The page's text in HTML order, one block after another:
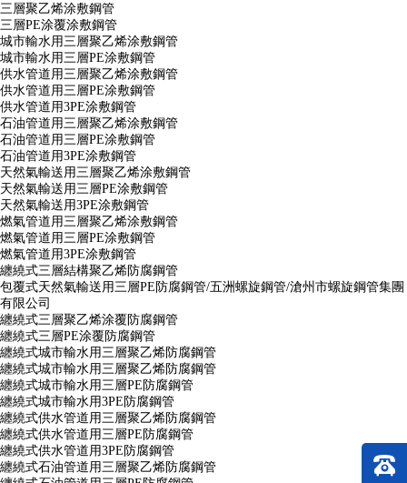
三層聚乙烯涂敷鋼管
三層PE涂覆涂敷鋼管
城市輸水用三層聚乙烯涂敷鋼管
城市輸水用三層PE涂敷鋼管
供水管道用三層聚乙烯涂敷鋼管
供水管道用三層PE涂敷鋼管
供水管道用3PE涂敷鋼管
石油管道用三層聚乙烯涂敷鋼管
石油管道用三層PE涂敷鋼管
石油管道用3PE涂敷鋼管
天然氣輸送用三層聚乙烯涂敷鋼管
天然氣輸送用三層PE涂敷鋼管
天然氣輸送用3PE涂敷鋼管
燃氣管道用三層聚乙烯涂敷鋼管
燃氣管道用三層PE涂敷鋼管
燃氣管道用3PE涂敷鋼管
纏繞式三層結構聚乙烯防腐鋼管
包覆式天然氣輸送用三層PE防腐鋼管/五洲螺旋鋼管/滄州市螺旋鋼管集團
有限公司
纏繞式三層聚乙烯涂覆防腐鋼管
纏繞式三層PE涂覆防腐鋼管
纏繞式城市輸水用三層聚乙烯防腐鋼管
纏繞式城市輸水用三層聚乙烯防腐鋼管
纏繞式城市輸水用三層PE防腐鋼管
纏繞式城市輸水用3PE防腐鋼管
纏繞式供水管道用三層聚乙烯防腐鋼管
纏繞式供水管道用三層PE防腐鋼管
纏繞式供水管道用3PE防腐鋼管
纏繞式石油管道用三層聚乙烯防腐鋼管